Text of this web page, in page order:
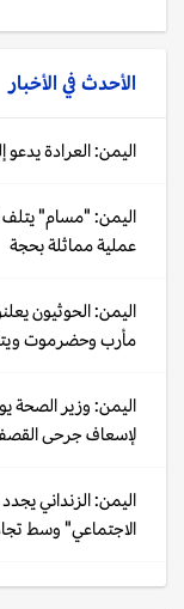
الأحدث في الأخبار
اليمن: العرادة
اليمن: "مسام" يتلف
عملية مماثلة بحجة
اليمن: الحوثيون
مأرب وحضرموت
اليمن: وزير الصحة
لإسعاف جرحى
اليمن: الزنداني
الاجتماعي" وسط